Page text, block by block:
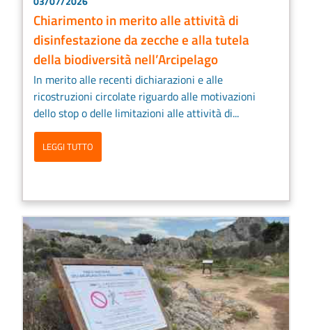
Chiarimento in merito alle attività di
disinfestazione da zecche e alla tutela
della biodiversità nell’Arcipelago
In merito alle recenti dichiarazioni e alle
ricostruzioni circolate riguardo alle motivazioni
dello stop o delle limitazioni alle attività di...
LEGGI TUTTO